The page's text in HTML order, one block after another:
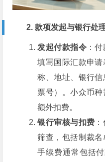
2. 款项发起与银行处
发起付款指令 ：
填写国际汇款申
称、地址、银行
票号）。小众币
额外扣费。
银行审核与扣费
筛查，包括制裁名
手续费通常包括